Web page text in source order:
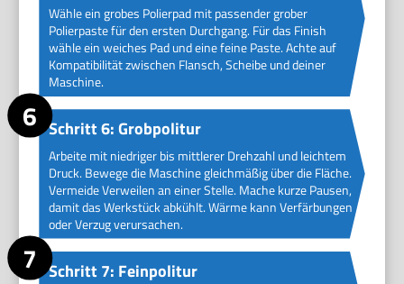
Wähle ein grobes Polierpad mit passender grober
Polierpaste für den ersten Durchgang. Für das Finish
wähle ein weiches Pad und eine feine Paste. Achte auf
Kompatibilität zwischen Flansch, Scheibe und deiner
Maschine.
Schritt 6: Grobpolitur
Arbeite mit niedriger bis mittlerer Drehzahl und leichtem
Druck. Bewege die Maschine gleichmäßig über die Fläche.
Vermeide Verweilen an einer Stelle. Mache kurze Pausen,
damit das Werkstück abkühlt. Wärme kann Verfärbungen
oder Verzug verursachen.
Schritt 7: Feinpolitur